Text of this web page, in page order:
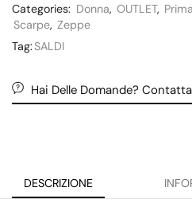
Categories: Donna, OUTLET,
Scarpe, Zeppe
Tag:SALDI
Hai Delle Domande?
DESCRIZIONE